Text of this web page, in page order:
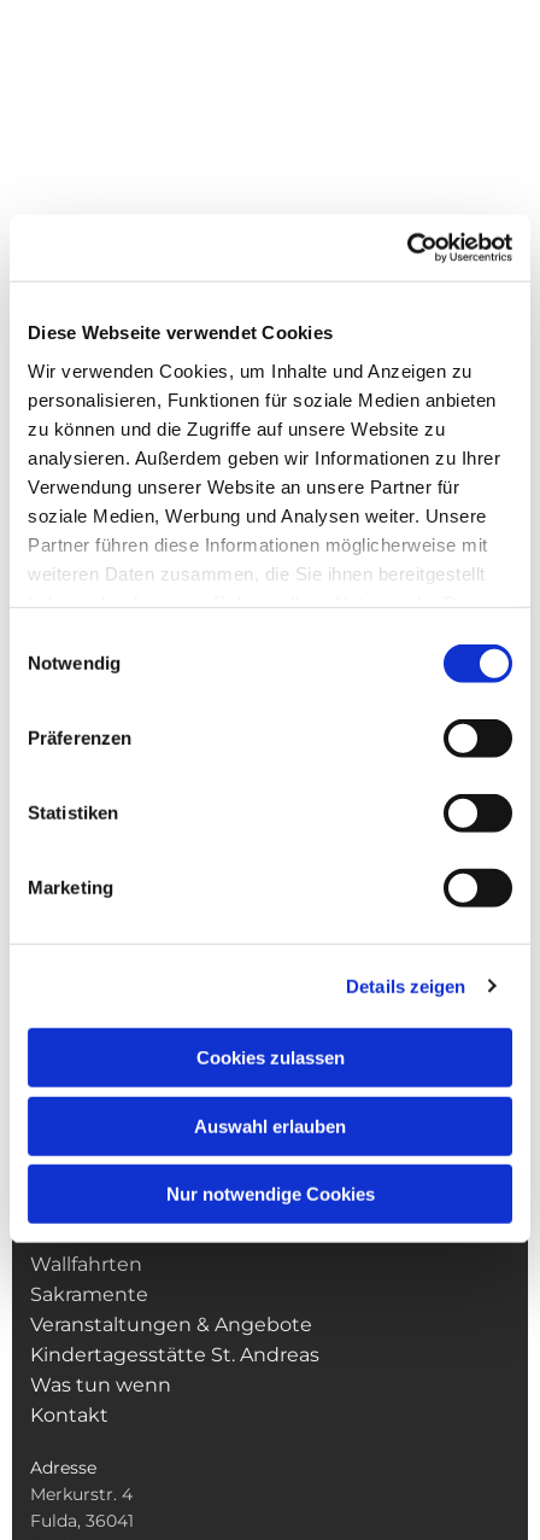
Diese Webseite verwendet Cookies
Wir verwenden Cookies, um Inhalte und Anzeigen zu
personalisieren, Funktionen für soziale Medien anbieten
zu können und die Zugriffe auf unsere Website zu
analysieren. Außerdem geben wir Informationen zu Ihrer
Verwendung unserer Website an unsere Partner für
soziale Medien, Werbung und Analysen weiter. Unsere
Partner führen diese Informationen möglicherweise mit
weiteren Daten zusammen, die Sie ihnen bereitgestellt
Notwendig
Präferenzen
Statistiken
Marketing
Details zeigen
Cookies zulassen
Auswahl erlauben
Nur notwendige Cookies
Dies könnte Sie auch
interessieren
Pfarrei St. Martin
Wallfahrten
Sakramente
Veranstaltungen & Angebote
Kindertagesstätte St. Andreas
Was tun wenn
Kontakt
Adresse
Merkurstr. 4
Fulda, 36041